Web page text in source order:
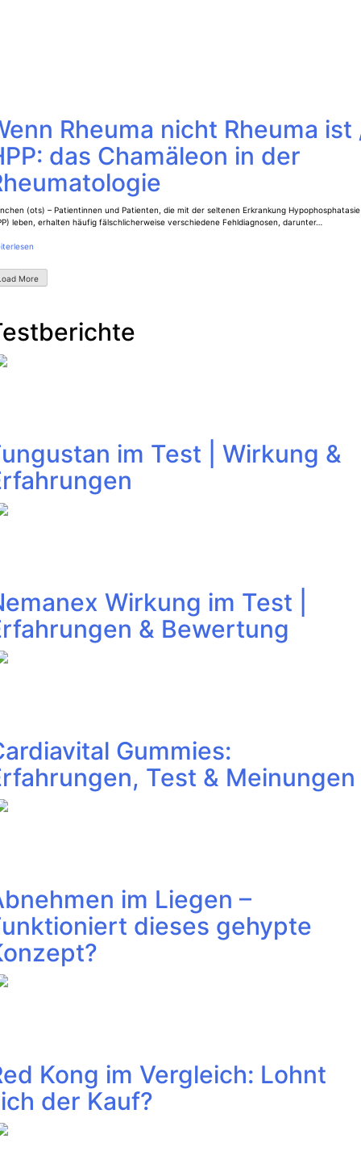
Rheuma nicht Rheuma ist
das Chamäleon in der
(ots) – Patientinnen und Patienten, die mit der seltenen Erkrankung Hypophosphatasie
leben, erhalten häufig fälschlicherweise verschiedene Fehldiagnosen, darunter…
More
im Test | Wirkung &
Wirkung im Test |
& Bewertung
Gummies:
Test & Meinungen
im Liegen –
dieses gehypte
Kong im Vergleich: Lohnt
der Kauf?